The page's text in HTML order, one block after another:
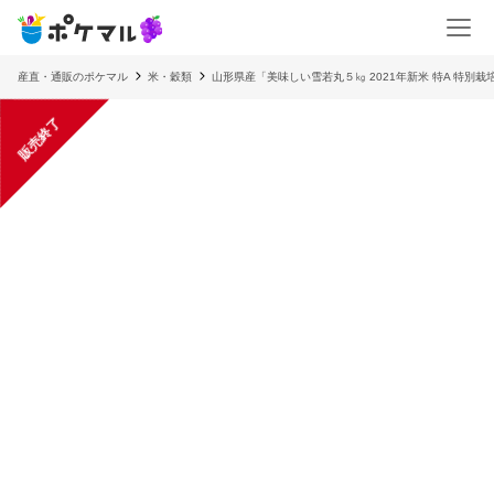
産直・通販のポケマル 米・穀類 山形県産「美味しい雪若丸５㎏ 2021年新米 特A 特別栽
販売終了